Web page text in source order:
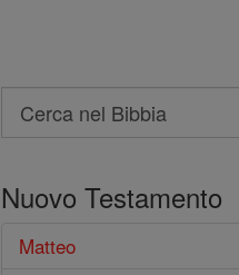
Search
Cerca
Bibbia
Nuovo Testamento
Matteo